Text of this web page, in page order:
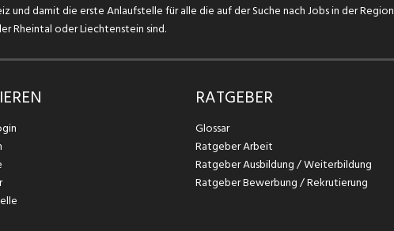
und damit die erste Anlaufstelle für alle die auf der Suche nach Jobs in der Region
Rheintal oder Liechtenstein sind.
RATGEBER
Glossar
Ratgeber Arbeit
Ratgeber Ausbildung / Weiterbildung
Ratgeber Bewerbung / Rekrutierung